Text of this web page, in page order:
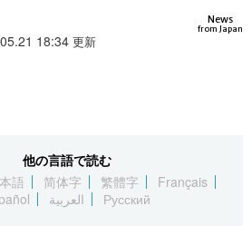
Русский
News
from Japan
18:34 更新
他の言語で読む
語 简体字 繁體字
Français
العربية Русский